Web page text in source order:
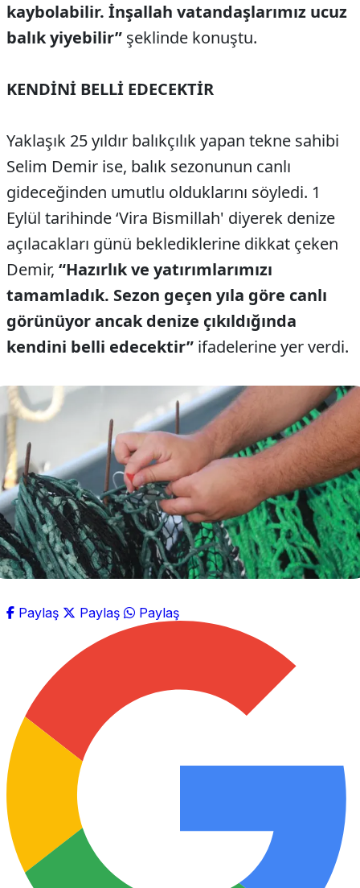
kaybolabilir. İnşallah vatandaşlarımız ucuz
balık yiyebilir” şeklinde konuştu.
KENDİNİ BELLİ EDECEKTİR
Yaklaşık 25 yıldır balıkçılık yapan tekne sahibi
Selim Demir ise, balık sezonunun canlı
gideceğinden umutlu olduklarını söyledi. 1
Eylül tarihinde ‘Vira Bismillah' diyerek denize
açılacakları günü beklediklerine dikkat çeken
Demir, “Hazırlık ve yatırımlarımızı
tamamladık. Sezon geçen yıla göre canlı
görünüyor ancak denize çıkıldığında
kendini belli edecektir” ifadelerine yer verdi.
Paylaş Paylaş Paylaş